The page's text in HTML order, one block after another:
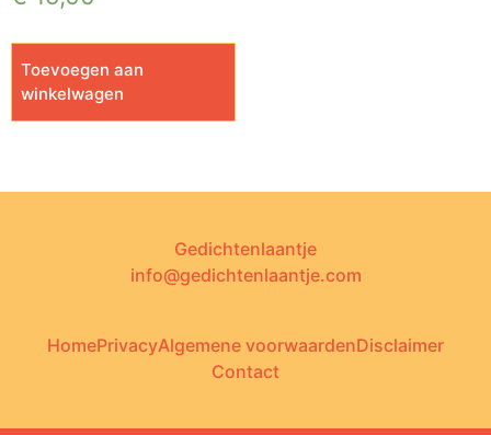
Toevoegen aan
winkelwagen
Gedichtenlaantje
info@gedichtenlaantje.com
HomePrivacyAlgemene voorwaardenDisclaimer
Contact